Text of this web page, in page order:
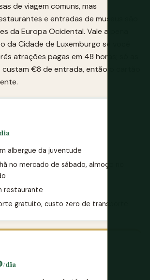
de viagem comuns, mas
e entradas de museus são
da Europa Ocidental. Vale a pena
da Cidade de Luxemburgo se você
atrações pagas em 48 horas; só as
custam €8 de entrada, então o cartão
albergue da juventude
no mercado de sábado, almoço no
restaurante
gratuito, custo zero de transporte
/dia